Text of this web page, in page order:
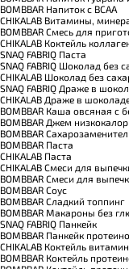
BOMBBAR Напиток с BCAA
CHIKALAB Витамины,
BOMBBAR Смесь для
CHIKALAB Коктейль
SNAQ FABRIQ Паста
SNAQ FABRIQ Шоколад без
CHIKALAB Шоколад без
SNAQ FABRIQ Драже в
CHIKALAB Драже в
BOMBBAR Каша овсяная с
BOMBBAR Джем
BOMBBAR
BOMBBAR Паста
CHIKALAB Паста
CHIKALAB Смеси для
BOMBBAR Смеси для
BOMBBAR Соус
BOMBBAR Сладкий топпинг
BOMBBAR Макароны без
SNAQ FABRIQ Панкейк
BOMBBAR Панкейк
CHIKALAB Коктейль
BOMBBAR Коктейль